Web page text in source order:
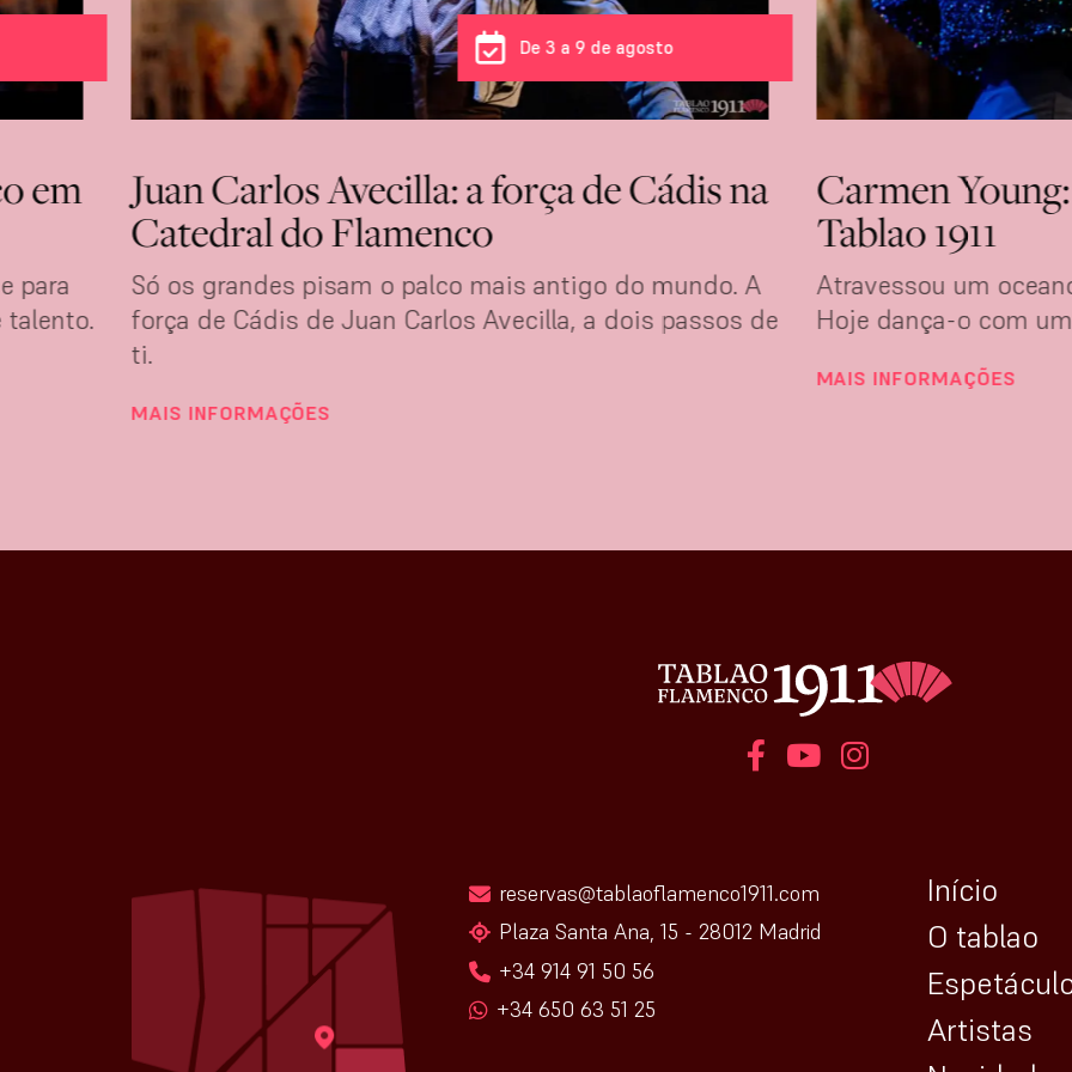
em
para
talento.
De 3 a 9 de agosto
Juan Carlos Avecilla: a força de Cádis na
Catedral do Flamenco
Só os grandes pisam o palco mais antigo do mundo. A
força de Cádis de Juan Carlos Avecilla, a dois passos de
ti.
MAIS INFORMAÇÕES
Carmen
Tablao 1911
Atravessou um
Hoje dança-o com
MAIS INFORMAÇÕES
Início
O tablao
Artistas
reservas@tablaoflamenco1911.com
Plaza Santa Ana, 15 - 28012 Madrid
+34 914 91 50 56
+34 650 63 51 25